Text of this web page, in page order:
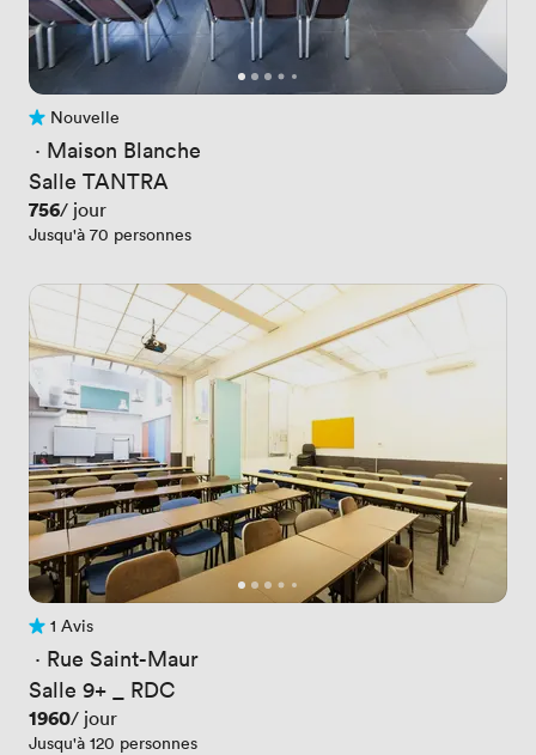
Pas encore d'avis
Nouvelle
· Maison Blanche
Salle TANTRA
Prix
756/ jour
Jusqu'à 70 personnes
1 Avis1 Avis
· Rue Saint-Maur
Salle 9+ _ RDC
Prix
1960/ jour
Jusqu'à 120 personnes